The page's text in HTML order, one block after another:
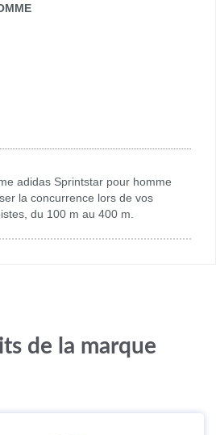
adidas Sprintstar pour homme
la concurrence lors de vos
du 100 m au 400 m.
de la marque